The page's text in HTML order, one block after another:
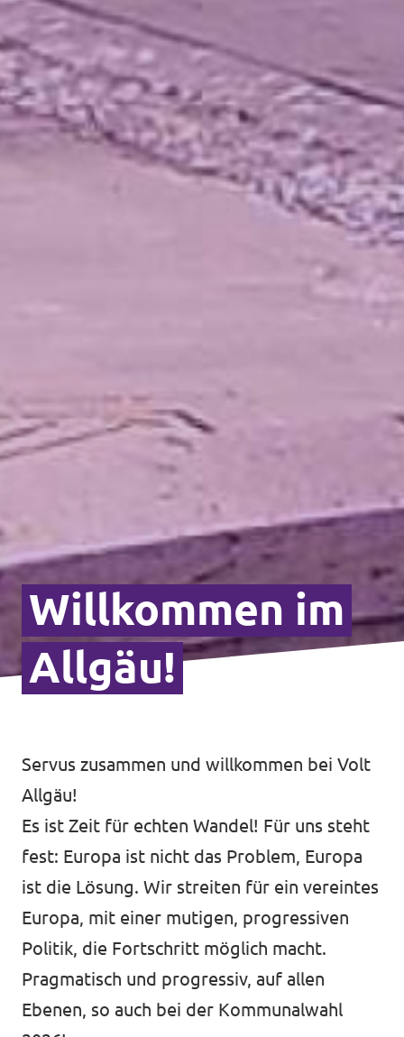
Willkommen im
Allgäu!
Servus zusammen und willkommen bei Volt
Allgäu!
Es ist Zeit für echten Wandel! Für uns steht
fest: Europa ist nicht das Problem, Europa
ist die Lösung. Wir streiten für ein vereintes
Europa, mit einer mutigen, progressiven
Politik, die Fortschritt möglich macht.
Pragmatisch und progressiv, auf allen
Ebenen, so auch bei der Kommunalwahl